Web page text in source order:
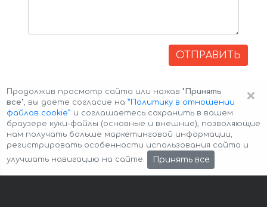
ОТПРАВИТЬ
Авторские права © 2026 Авто-Аренда Cookie Policy
×
Продолжив просмотр сайта или нажав "Принять
все", вы даёте согласие на ”Политику в отношении
файлов cookie” и соглашаетесь сохранить в вашем
браузере куки-файлы (основные и внешние), позволяющие
нам получать больше маркетинговой информации,
регистрировать особенности использования сайта и
улучшать навигацию на сайте.
Принять все